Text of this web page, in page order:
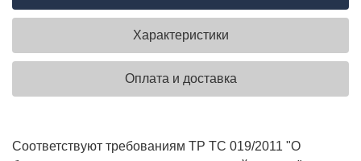
Характеристики
Оплата и доставка
Соответствуют требованиям ТР ТС 019/2011 "О